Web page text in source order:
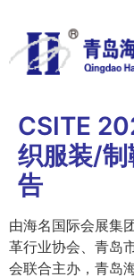
CSITE
织服装/制
告
由海名国际会展集
革行业协会、青岛
会联合主办，青岛